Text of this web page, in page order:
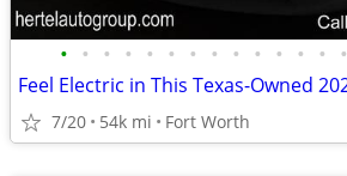
• • • • • • • • • • • • • •
7/20 54k mi Fort Worth